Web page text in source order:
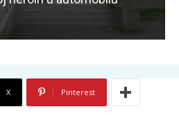
X Pinterest